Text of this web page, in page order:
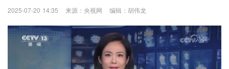
2025-07-20 14:35 来源：​央视网 编辑：胡伟龙